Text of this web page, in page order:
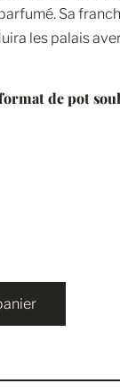
Sa
les palais